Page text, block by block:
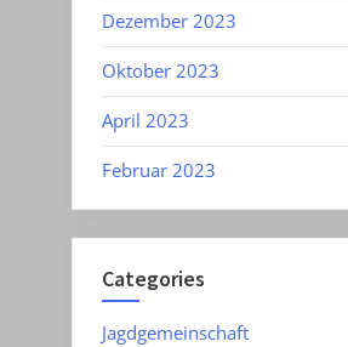
Dezember 2023
Oktober 2023
April 2023
Februar 2023
Categories
Jagdgemeinschaft